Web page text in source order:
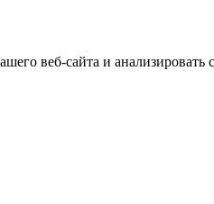
веб-сайта и анализировать